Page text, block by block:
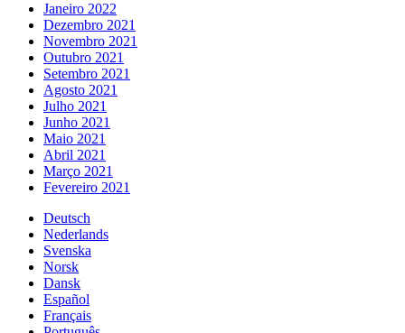
Janeiro 2022
Dezembro 2021
Novembro 2021
Outubro 2021
Setembro 2021
Agosto 2021
Julho 2021
Junho 2021
Maio 2021
Abril 2021
Março 2021
Fevereiro 2021
Deutsch
Nederlands
Svenska
Norsk
Dansk
Español
Français